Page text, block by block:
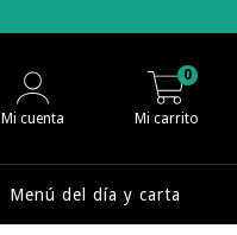
Mi cuenta Mi carrito
0
Menú del día y carta